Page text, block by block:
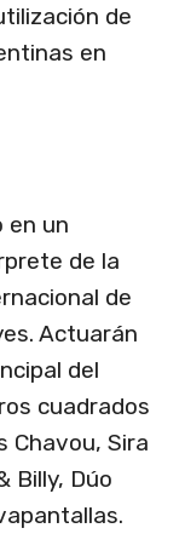
de
en
en un
de la
de
Actuarán
del
cuadrados
Chavou, Sira
Billy, Dúo